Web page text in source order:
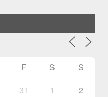
F S S
31 1 2